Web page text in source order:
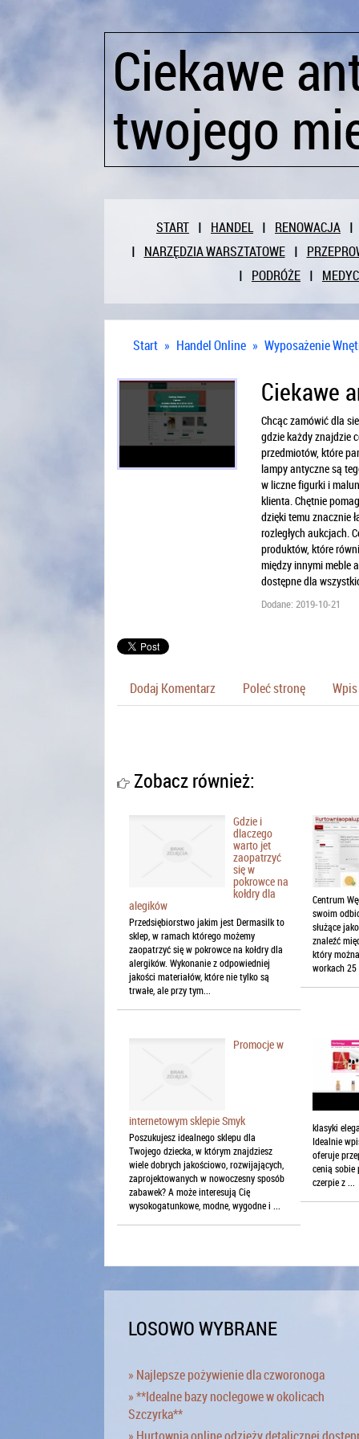
Ciekawe
twojego
START HANDEL
RENOWACJA
NARZĘDZIA WARSZTATOWE
PODRÓŻE
Start » Handel Online » Wyposażenie
Ciekawe
Chcąc zamówić dla
gdzie każdy znajdzie
przedmiotów, które
lampy antyczne są
w liczne figurki i
klienta. Chętnie
dzięki temu znacznie
rozległych aukcjach.
produktów, które
między innymi meble
dostępne dla
Dodane: 2019-10-21
Dodaj Komentarz Poleć stronę
Zobacz również:
Gdzie i
dlaczego
warto jet
zaopatrzyć
się w
pokrowce na
kołdry dla
alegików
Przedsiębiorstwo jakim jest Dermasilk to
sklep, w ramach którego możemy
zaopatrzyć się w pokrowce na kołdry dla
alergików. Wykonanie z odpowiedniej
jakości materiałów, które nie tylko są
trwałe, ale przy tym...
Centrum
swoim
służące
znaleźć
który
workach 25
Promocje w
internetowym sklepie Smyk
Poszukujesz idealnego sklepu dla
Twojego dziecka, w którym znajdziesz
wiele dobrych jakościowo, rozwijających,
zaprojektowanych w nowoczesny sposób
zabawek? A może interesują Cię
wysokogatunkowe, modne, wygodne i ...
klasyki
Idealnie
oferuje
cenią sobie
czerpie z ...
LOSOWO WYBRANE
» Najlepsze pożywienie dla czworonoga
» **Idealne bazy noclegowe w okolicach
Szczyrka**